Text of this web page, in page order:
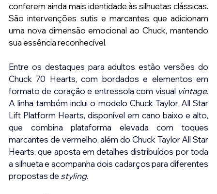
conferem ainda mais identidade às silhuetas clássicas.
São intervenções sutis e marcantes que adicionam
uma nova dimensão emocional ao Chuck, mantendo
sua essência reconhecível.
Entre os destaques para adultos estão versões do
Chuck 70 Hearts, com bordados e elementos em
formato de coração e entressola com visual vintage.
A linha também inclui o modelo Chuck Taylor All Star
Lift Platform Hearts, disponível em cano baixo e alto,
que combina plataforma elevada com toques
marcantes de vermelho, além do Chuck Taylor All Star
Hearts, que aposta em detalhes distribuídos por toda
a silhueta e acompanha dois cadarços para diferentes
propostas de styling.